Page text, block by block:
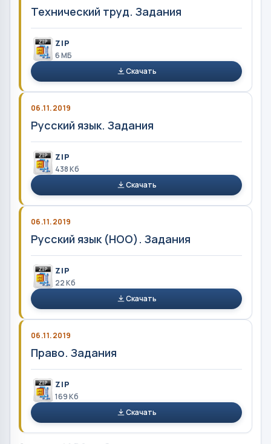
Технический труд. Задания
ZIP
6 MБ
Скачать
06.11.2019
Русский язык. Задания
ZIP
438 Кб
Скачать
06.11.2019
Русский язык (НОО). Задания
ZIP
22 Кб
Скачать
06.11.2019
Право. Задания
ZIP
169 Кб
Скачать